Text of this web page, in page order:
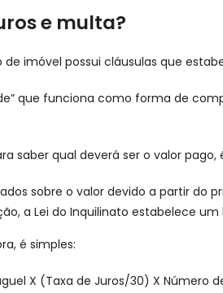
e multa?
imóvel possui cláusulas que
que funciona como forma de
saber qual deverá ser o valor
sobre o valor devido a partir do
a Lei do Inquilinato estabelece um
é simples:
X (Taxa de Juros/30) X Número